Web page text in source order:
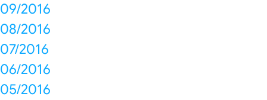
09/2016
08/2016
07/2016
06/2016
05/2016